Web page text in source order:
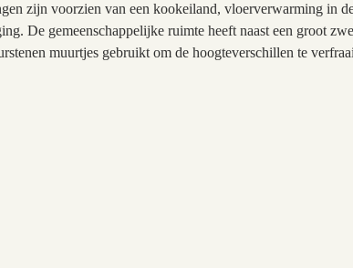
zijn voorzien van een kookeiland, vloerverwarming in
De gemeenschappelijke ruimte heeft naast een groot
muurtjes gebruikt om de hoogteverschillen te